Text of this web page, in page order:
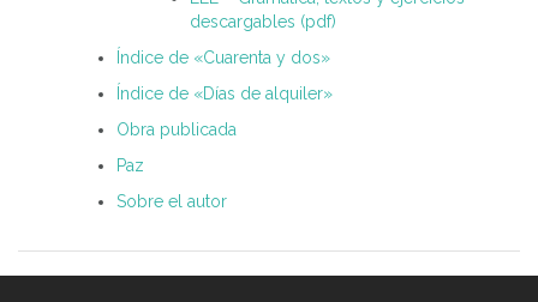
descargables (pdf)
Índice de «Cuarenta y dos»
Índice de «Días de alquiler»
Obra publicada
Paz
Sobre el autor